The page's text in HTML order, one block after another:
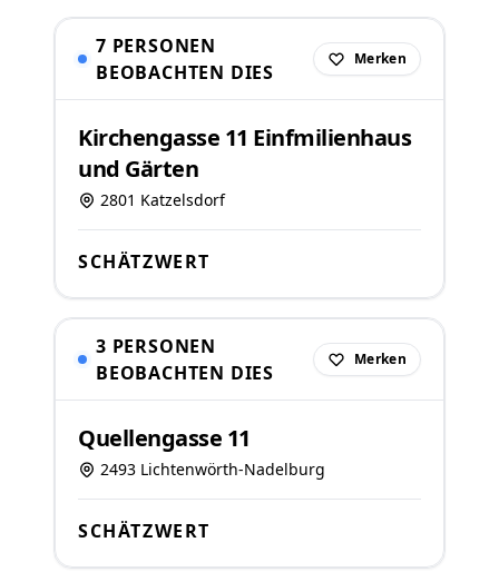
7 PERSONEN
BEOBACHTEN DIES
Merken
Kirchengasse 11 Einfmilienhaus
und Gärten
2801 Katzelsdorf
SCHÄTZWERT
3 PERSONEN
BEOBACHTEN DIES
Merken
Quellengasse 11
2493 Lichtenwörth-Nadelburg
SCHÄTZWERT